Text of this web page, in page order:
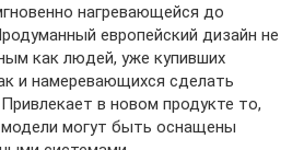
нагревающейся до
европейский дизайн не
как людей, уже купивших
и намеревающихся сделать
в новом продукте то,
модели могут быть оснащены